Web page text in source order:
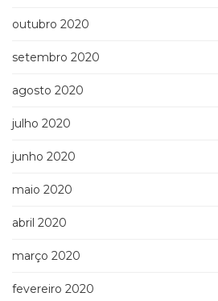
outubro 2020
setembro 2020
agosto 2020
julho 2020
junho 2020
maio 2020
abril 2020
março 2020
fevereiro 2020